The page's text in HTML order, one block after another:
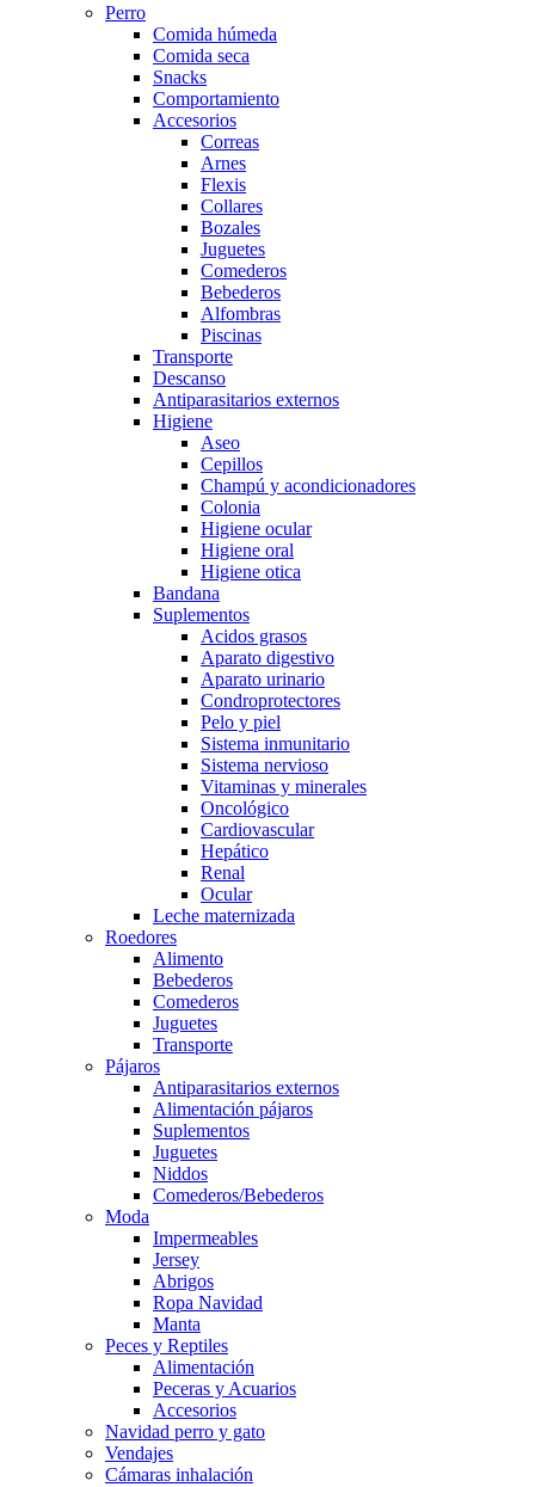
Perro
Comida húmeda
Comida seca
Snacks
Comportamiento
Accesorios
Correas
Arnes
Flexis
Collares
Bozales
Juguetes
Comederos
Bebederos
Alfombras
Piscinas
Transporte
Descanso
Antiparasitarios externos
Higiene
Aseo
Cepillos
Champú y acondicionadores
Colonia
Higiene ocular
Higiene oral
Higiene otica
Bandana
Suplementos
Acidos grasos
Aparato digestivo
Aparato urinario
Condroprotectores
Pelo y piel
Sistema inmunitario
Sistema nervioso
Vitaminas y minerales
Oncológico
Cardiovascular
Hepático
Renal
Ocular
Leche maternizada
Roedores
Alimento
Bebederos
Comederos
Juguetes
Transporte
Pájaros
Antiparasitarios externos
Alimentación pájaros
Suplementos
Juguetes
Niddos
Comederos/Bebederos
Moda
Impermeables
Jersey
Abrigos
Ropa Navidad
Manta
Peces y Reptiles
Alimentación
Peceras y Acuarios
Accesorios
Navidad perro y gato
Vendajes
Cámaras inhalación